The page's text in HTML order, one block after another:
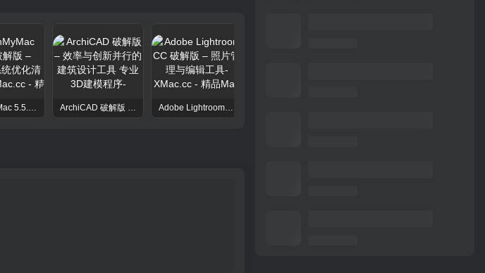
CleanMyMac 5.5.7 破解版 – macOS系统优化清理工具 ArchiCAD 破解版 – 效率与创新并行的建筑设计工具 专业3D建模程序 Adobe Lightroom CC 破解版 – 照片管理与编辑工具